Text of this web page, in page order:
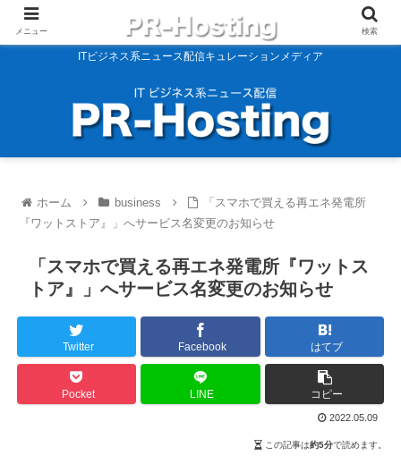
ITビジネス系ニュース配信キュレーションメディア
ホーム business
「スマホで買える再エネ発電所
『ワットストア』」へサービス名変更のお知らせ
「スマホで買える再エネ発電所『ワットス
トア』」へサービス名変更のお知らせ
Twitter Facebook はてブ
Pocket LINE コピー
2022.05.09
この記事は約5分で読めます。
メニュー 検索